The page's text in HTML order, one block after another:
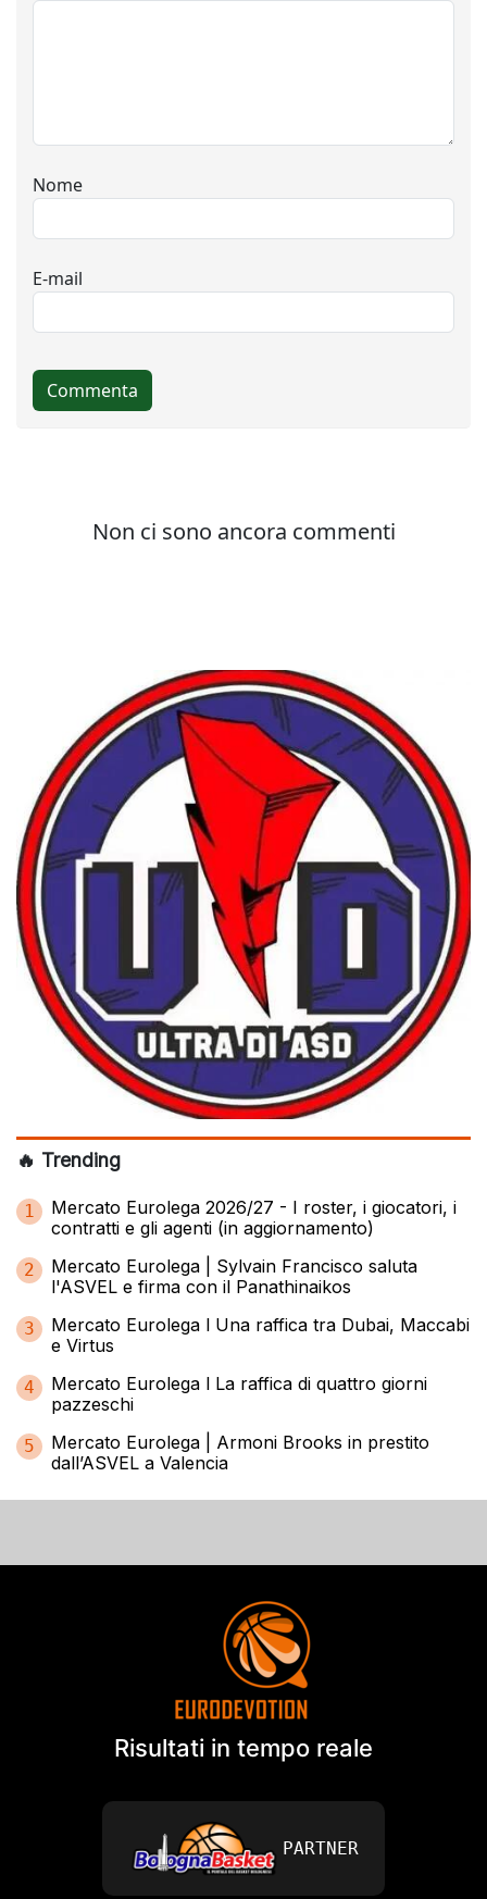
🔥 Trending
1
Mercato Eurolega 2026/27 - I roster, i giocatori, i
contratti e gli agenti (in aggiornamento)
2
Mercato Eurolega | Sylvain Francisco saluta
l'ASVEL e firma con il Panathinaikos
3
Mercato Eurolega l Una raffica tra Dubai, Maccabi
e Virtus
4
Mercato Eurolega l La raffica di quattro giorni
pazzeschi
5
Mercato Eurolega | Armoni Brooks in prestito
dall’ASVEL a Valencia
Risultati in tempo reale
PARTNER